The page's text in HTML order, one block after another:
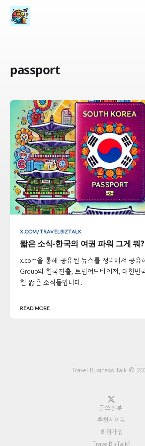
passport
X.COM/TRAVELBIZTALK
짧은 소식-한국의 여권 파워 그게 뭐
x.com을 통해 공유된 뉴스를 정리해서 공유
Group의 한국진출, 트립어드바이저, 대한민
한 짧은 소식들입니다.
READ MORE
Travel Business Talk ©
글쓰실분!
추천사이트
회원가입
TravelBizTalk?